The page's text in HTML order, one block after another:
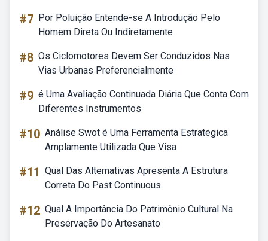
#7 Por Poluição Entende-se A Introdução Pelo
Homem Direta Ou Indiretamente
#8 Os Ciclomotores Devem Ser Conduzidos Nas
Vias Urbanas Preferencialmente
#9 é Uma Avaliação Continuada Diária Que Conta Com
Diferentes Instrumentos
#10 Análise Swot é Uma Ferramenta Estrategica
Amplamente Utilizada Que Visa
#11 Qual Das Alternativas Apresenta A Estrutura
Correta Do Past Continuous
#12 Qual A Importância Do Patrimônio Cultural Na
Preservação Do Artesanato